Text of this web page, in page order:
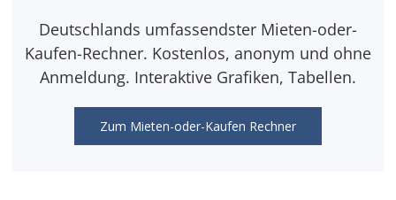
Deutschlands umfassendster Mieten-oder-
Kaufen-Rechner. Kostenlos, anonym und ohne
Anmeldung. Interaktive Grafiken, Tabellen.
Zum Mieten-oder-Kaufen Rechner